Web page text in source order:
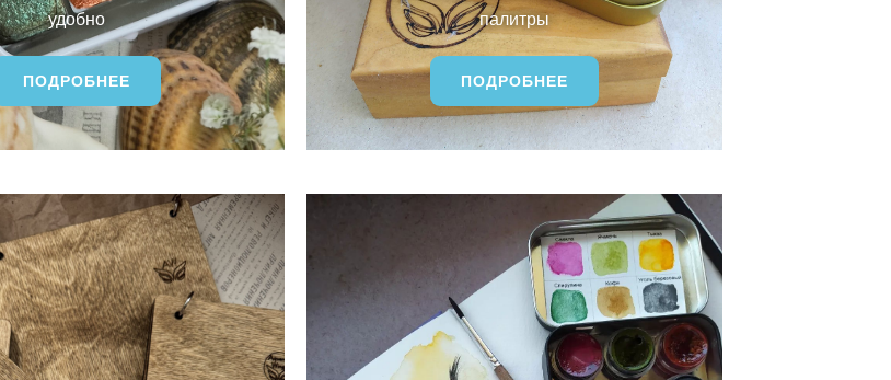
удобно
ПОДРОБНЕЕ
палитры
ПОДРОБНЕЕ